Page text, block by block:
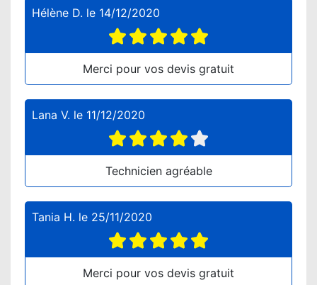
Hélène D. le 14/12/2020
Merci pour vos devis gratuit
Lana V. le 11/12/2020
Technicien agréable
Tania H. le 25/11/2020
Merci pour vos devis gratuit